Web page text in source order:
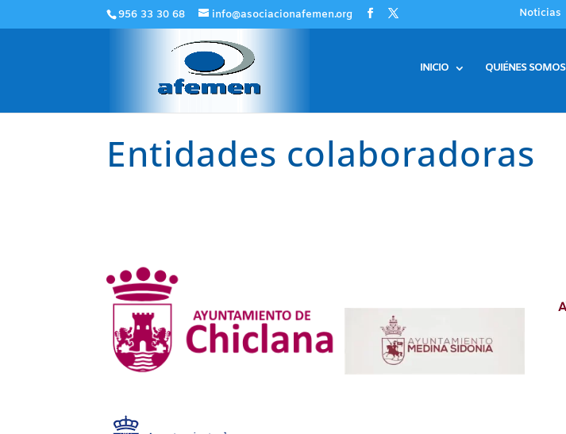
956 33 30 68 info@asociacionafemen.org Noticias
INICIO QUIÉNES SOMOS
Entidades colaboradoras